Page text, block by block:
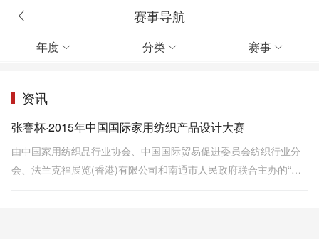
赛事导航
年度  分类  赛事 
资讯
张謇杯·2015年中国国际家用纺织产品设计大赛
由中国家用纺织品行业协会、中国国际贸易促进委员会纺织行业分
会、法兰克福展览(香港)有限公司和南通市人民政府联合主办的“张